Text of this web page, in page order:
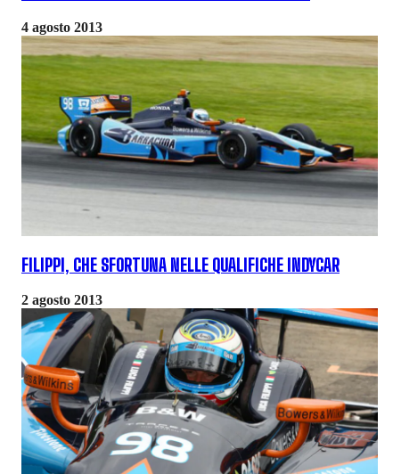
4 agosto 2013
FILIPPI, CHE SFORTUNA NELLE QUALIFICHE INDYCAR
2 agosto 2013